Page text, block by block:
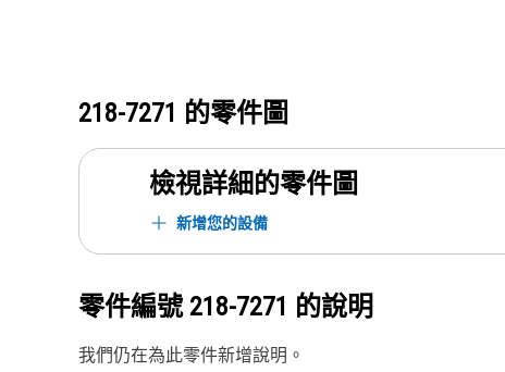
218-7271 的零件圖
檢視詳細的零件圖
新增您的設備
零件編號 218-7271 的說明
我們仍在為此零件新增說明。